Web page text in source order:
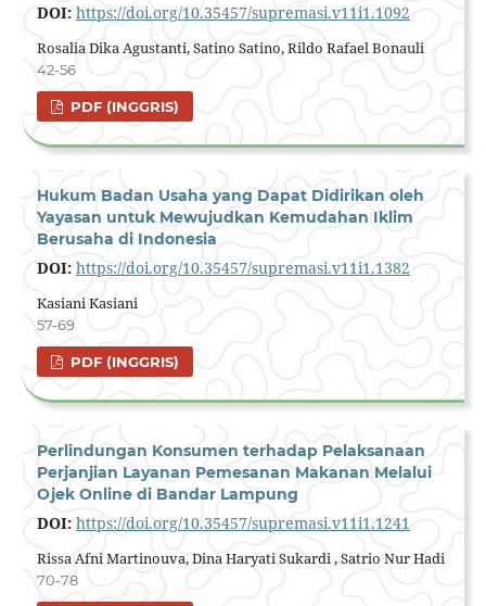
DOI: https://doi.org/10.35457/supremasi.v11i1.1092
Rosalia Dika Agustanti, Satino Satino, Rildo Rafael Bonauli
42-56
PDF (INGGRIS)
Hukum Badan Usaha yang Dapat Didirikan oleh
Yayasan untuk Mewujudkan Kemudahan Iklim
Berusaha di Indonesia
DOI: https://doi.org/10.35457/supremasi.v11i1.1382
Kasiani Kasiani
57-69
PDF (INGGRIS)
Perlindungan Konsumen terhadap Pelaksanaan
Perjanjian Layanan Pemesanan Makanan Melalui
Ojek Online di Bandar Lampung
DOI: https://doi.org/10.35457/supremasi.v11i1.1241
Rissa Afni Martinouva, Dina Haryati Sukardi , Satrio Nur Hadi
70-78